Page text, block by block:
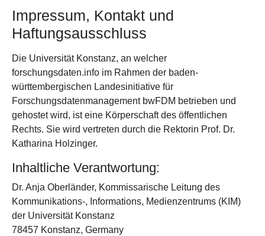
Impressum, Kontakt und
Haftungsausschluss
Die Universität Konstanz, an welcher
forschungsdaten.info im Rahmen der baden-
württembergischen Landesinitiative für
Forschungsdatenmanagement bwFDM betrieben und
gehostet wird, ist eine Körperschaft des öffentlichen
Rechts. Sie wird vertreten durch die Rektorin Prof. Dr.
Katharina Holzinger.
Inhaltliche Verantwortung:
Dr. Anja Oberländer, Kommissarische Leitung des
Kommunikations-, Informations, Medienzentrums (KIM)
der Universität Konstanz
78457 Konstanz, Germany